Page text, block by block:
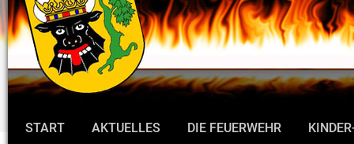
START AKTUELLES DIE FEUERWEHR